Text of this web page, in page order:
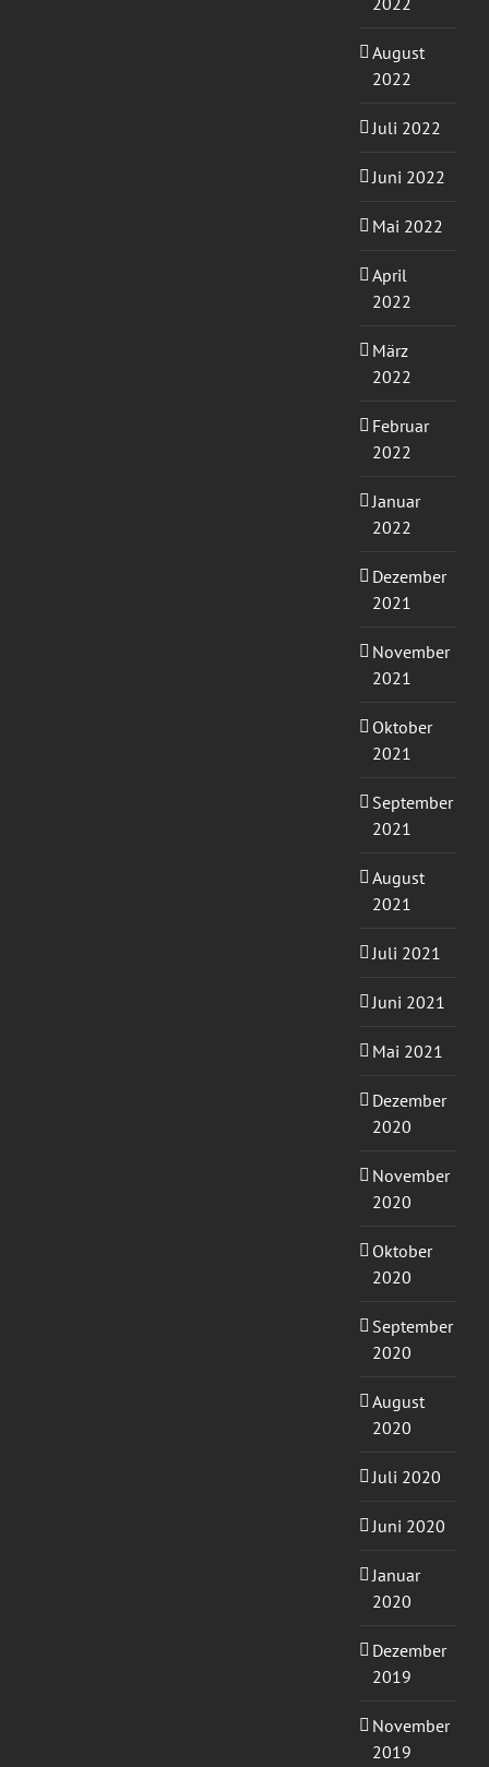
August
2022
Juli 2022
Juni 2022
Mai 2022
April
2022
März
2022
Februar
2022
Januar
2022
Dezember
2021
November
2021
Oktober
2021
September
2021
August
2021
Juli 2021
Juni 2021
Mai 2021
Dezember
2020
November
2020
Oktober
2020
September
2020
August
2020
Juli 2020
Juni 2020
Januar
2020
Dezember
2019
November
2019